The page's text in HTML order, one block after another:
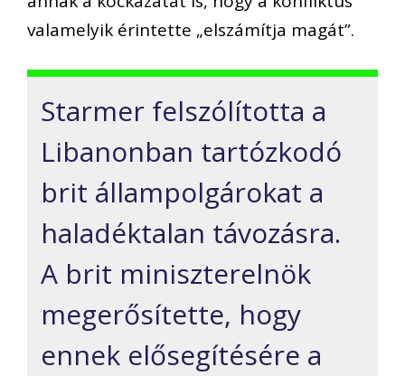
valamelyik érintette „elszámítja magát”.
Starmer felszólította a
Libanonban tartózkodó
brit állampolgárokat a
haladéktalan távozásra.
A brit miniszterelnök
megerősítette, hogy
ennek elősegítésére a